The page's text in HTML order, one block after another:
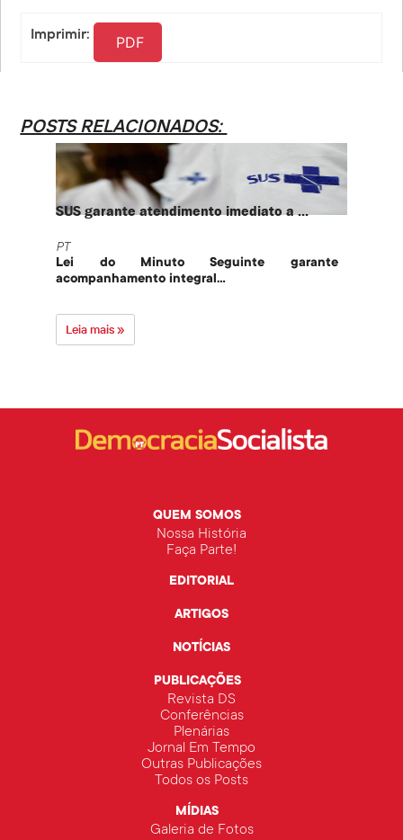
Imprimir: PDF
POSTS RELACIONADOS:
SUS garante atendimento imediato a ...
PT
Lei do Minuto Seguinte garante
acompanhamento integral...
Leia mais »
QUEM SOMOS
Nossa História
Faça Parte!
EDITORIAL
ARTIGOS
NOTÍCIAS
PUBLICAÇÕES
Revista DS
Conferências
Plenárias
Jornal Em Tempo
Outras Publicações
Todos os Posts
MÍDIAS
Galeria de Fotos